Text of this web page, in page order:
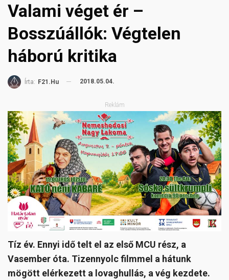
Valami véget ér –
Bosszúállók: Végtelen
háború kritika
Írta: F21.hu 2018.05.04.
Reklám
Tíz év. Ennyi idő telt el az első MCU rész, a
Vasember óta. Tizennyolc filmmel a hátunk
mögött elérkezett a lovaghullás, a vég kezdete.